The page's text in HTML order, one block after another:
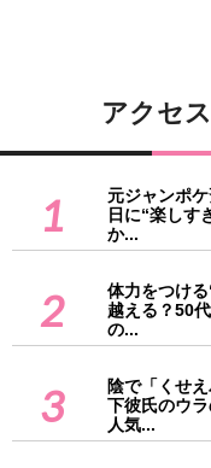
アクセ
1
元ジャンポ
日に“楽しす
か...
2
体力をつけ
越える？50
の...
3
陰で「くせ
下彼氏のウ
人気...